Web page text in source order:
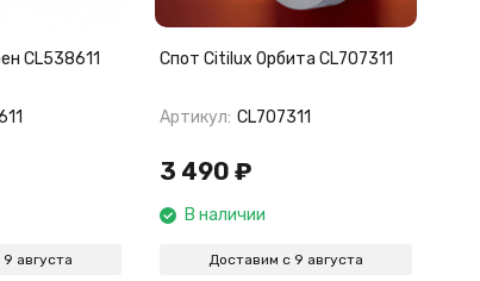
CL538611
августа
Спот Citilux Орбита CL707311
Артикул: CL707311
3 490 ₽
В наличии
Доставим с 9 августа